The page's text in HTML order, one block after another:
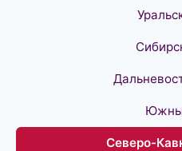
Северо-